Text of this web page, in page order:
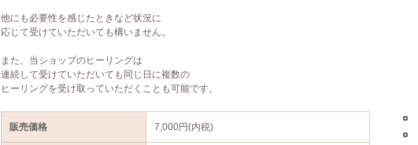
他にも必要性を感じたときなど状況に
応じて受けていただいても構いません。
また、当ショップのヒーリングは
連続して受けていただいても同じ日に複数の
ヒーリングを受け取っていただくことも可能です。
販売価格 7,000円(内税)